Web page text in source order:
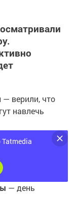
— верили, что
навлечь
сном клали
— день